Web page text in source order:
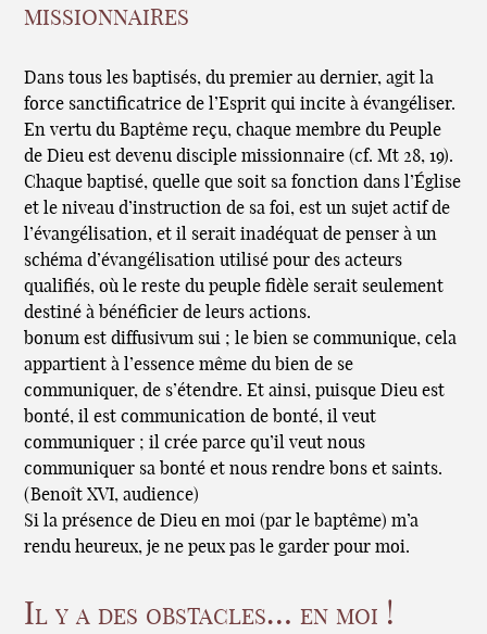
missionnaires
Dans tous les baptisés, du premier au dernier, agit la
force sanctificatrice de l’Esprit qui incite à évangéliser.
En vertu du Baptême reçu, chaque membre du Peuple
de Dieu est devenu disciple missionnaire (cf. Mt 28, 19).
Chaque baptisé, quelle que soit sa fonction dans l’Église
et le niveau d’instruction de sa foi, est un sujet actif de
l’évangélisation, et il serait inadéquat de penser à un
schéma d’évangélisation utilisé pour des acteurs
qualifiés, où le reste du peuple fidèle serait seulement
destiné à bénéficier de leurs actions.
bonum est diffusivum sui ; le bien se communique, cela
appartient à l’essence même du bien de se
communiquer, de s’étendre. Et ainsi, puisque Dieu est
bonté, il est communication de bonté, il veut
communiquer ; il crée parce qu’il veut nous
communiquer sa bonté et nous rendre bons et saints.
(Benoît XVI, audience)
Si la présence de Dieu en moi (par le baptême) m’a
rendu heureux, je ne peux pas le garder pour moi.
Il y a des obstacles… en moi !